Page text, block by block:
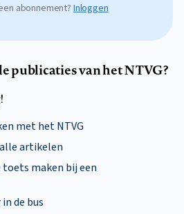
abonnement? Inloggen
publicaties van het NTVG?
met het NTVG
artikelen
toets maken bij een
de bus